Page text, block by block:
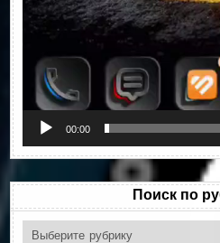
00:00
Поиск по
Поиск